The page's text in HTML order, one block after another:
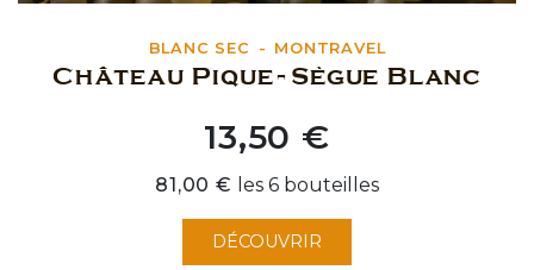
BLANC SEC MONTRAVEL
Château Pique-Sègue Blanc
13,50 €
Prix
81,00 € les 6 bouteilles
DÉCOUVRIR